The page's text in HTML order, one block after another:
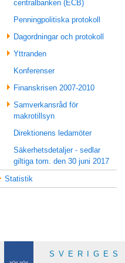
centralbanken (ECB)
Penningpolitiska protokoll
Dagordningar och protokoll
Yttranden
Konferenser
Finanskrisen 2007-2010
Samverkansråd för
makrotillsyn
Direktionens ledamöter
Säkerhetsdetaljer - sedlar
giltiga tom. den 30 juni 2017
Statistik
SVERIGES